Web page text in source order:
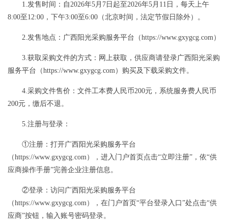
1.发售时间：自2026年5月 7 日起至2026年5月 11 日，每天上午
8:00至12:00，下午3:00至6:00（北京时间，法定节假日除外）。
2.发售地点： 广西阳光采购服务平台（https://www.gxygcg.com）
3.获取采购文件的方式：网上获取， 供应商请登录广西阳光采购
服务平台（https://www.gxygcg.com） 购买及下载采购文件。
4.采购文件售价： 文件工本费人民币200元 ，系统服务费人民币
200元，缴后不退。
5.注册与登录：
①注册：打开广西阳光采购服务平台
（https://www.gxygcg.com），进入门户首页点击“立即注册”，依“供
应商操作手册”完善企业注册信息。
②登录：访问广西阳光采购服务平台
（https://www.gxygcg.com）
， 在门户首页“平台登录入口”处点击“供
应商”按钮，输入账号密码登录。